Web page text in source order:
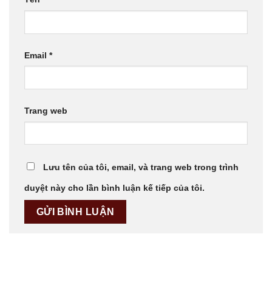
Email *
Trang web
Lưu tên của tôi, email, và trang web trong trình
duyệt này cho lần bình luận kế tiếp của tôi.